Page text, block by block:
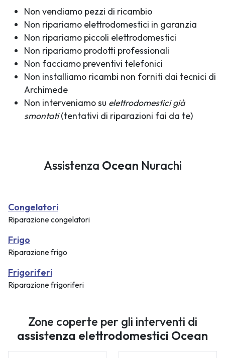
Non vendiamo pezzi di ricambio
Non ripariamo elettrodomestici in garanzia
Non ripariamo piccoli elettrodomestici
Non ripariamo prodotti professionali
Non facciamo preventivi telefonici
Non installiamo ricambi non forniti dai tecnici di
Archimede
Non interveniamo su elettrodomestici già
smontati(tentativi di riparazioni fai da te)
Assistenza Ocean Nurachi
Congelatori
Riparazione congelatori
Frigo
Riparazione frigo
Frigoriferi
Riparazione frigoriferi
Zone coperte per gli interventi di
assistenza elettrodomestici Ocean